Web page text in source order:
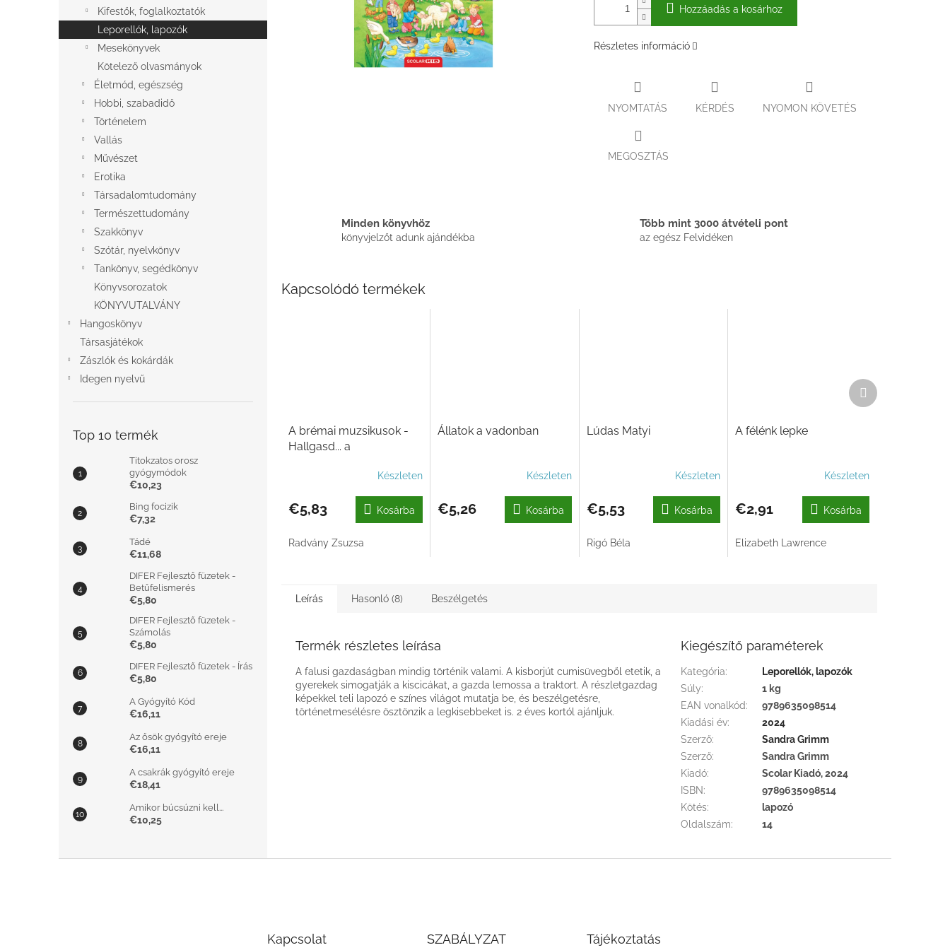
Kifestők, foglalkoztatók
Leporellók, lapozók
Mesekönyvek
Kötelező olvasmányok
Életmód, egészség
Hobbi, szabadidő
Történelem
Vallás
Művészet
Erotika
Társadalomtudomány
Természettudomány
Szakkönyv
Szótár, nyelvkönyv
Tankönyv, segédkönyv
Könyvsorozatok
KÖNYVUTALVÁNY
Hangoskönyv
Társasjátékok
Zászlók és kokárdák
Idegen nyelvű
Top 10 termék
Titokzatos orosz
gyógymódok
€10,23
Bing focizik
€7,32
Tádé
€11,68
DIFER Fejlesztő füzetek -
Betűfelismerés
€5,80
DIFER Fejlesztő füzetek -
Számolás
€5,80
DIFER Fejlesztő füzetek - Írás
€5,80
A Gyógyító Kód
€16,11
Az ősök gyógyító ereje
€16,11
A csakrák gyógyító ereje
€18,41
Amikor búcsúzni kell...
€10,25
Hozzáadás a kosárhoz
Részletes információ
NYOMTATÁS KÉRDÉS NYOMON KÖVETÉS
MEGOSZTÁS
Minden könyvhöz
könyvjelzőt adunk ajándékba
Több mint 3000 átvételi pont
az egész Felvidéken
Kapcsolódó termékek
A brémai muzsikusok -
Hallgasd... a
Készleten
€5,83 Kosárba
Radvány Zsuzsa
Állatok a vadonban
Készleten
€5,26 Kosárba
Lúdas Matyi
Készleten
€5,53 Kosárba
Rigó Béla
A félénk lepke
Készleten
€2,91 Kosárba
Elizabeth Lawrence
Következő
termék
Leírás Hasonló (8) Beszélgetés
Termék részletes leírása
A falusi gazdaságban mindig történik valami. A kisborjút cumisüvegből etetik, a
gyerekek simogatják a kiscicákat, a gazda lemossa a traktort. A részletgazdag
képekkel teli lapozó e színes világot mutatja be, és beszélgetésre,
történetmesélésre ösztönzik a legkisebbeket is. 2 éves kortól ajánljuk.
Kiegészítő paraméterek
Kategória:
Leporellók, lapozók
Súly:
1 kg
EAN vonalkód:
9789635098514
Kiadási év:
2024
Szerző:
Sandra Grimm
Szerző:
Sandra Grimm
Kiadó:
Scolar Kiadó, 2024
ISBN:
9789635098514
Kötés:
lapozó
Oldalszám: 14
Kapcsolat SZABÁLYZAT Tájékoztatás